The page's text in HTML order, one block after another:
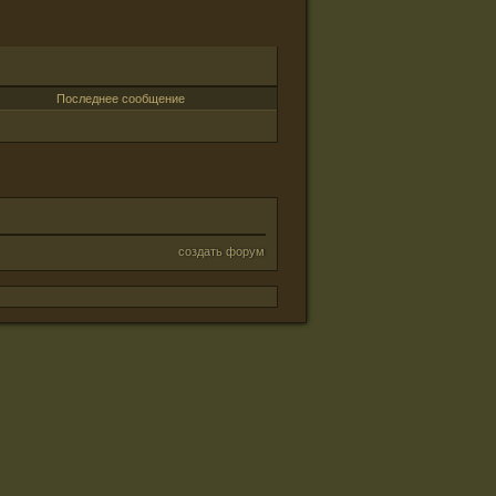
Последнее сообщение
создать форум